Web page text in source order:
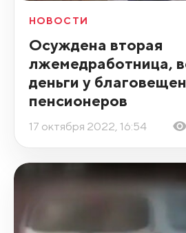
НОВОСТИ
Осуждена вторая
лжемедработница,
деньги у
пенсионеров
17 октября 2022, 16:54